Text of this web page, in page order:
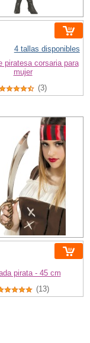
4 tallas disponibles
piratesa corsaria para
mujer
(3)
pirata - 45 cm
(13)